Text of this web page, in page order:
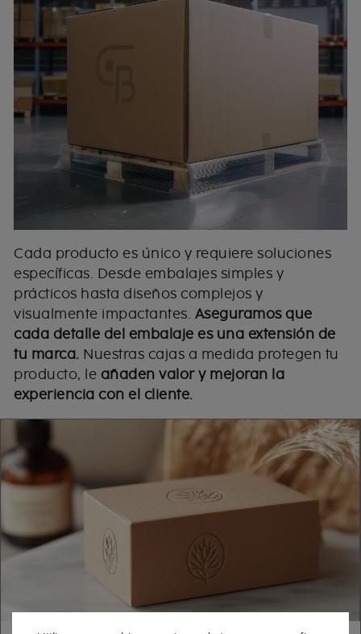
Cada producto es único y requiere soluciones
específicas. Desde embalajes simples y
prácticos hasta diseños complejos y
visualmente impactantes. Aseguramos que
cada detalle del embalaje es una extensión de
tu marca. Nuestras cajas a medida protegen tu
producto, le añaden valor y mejoran la
experiencia con el cliente.